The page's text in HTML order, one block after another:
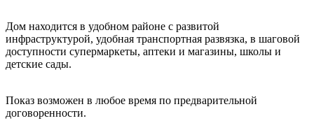
Дом находится в удобном районе с развитой
инфраструктурой, удобная транспортная развязка, в шаговой
доступности супермаркеты, аптеки и магазины, школы и
детские сады.
Показ возможен в любое время по предварительной
договоренности.